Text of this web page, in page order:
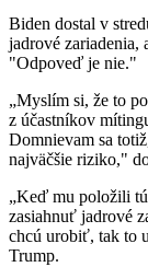
Biden dostal v
jadrové zariadenia,
"Odpoveď je nie."
„Myslím si, že to
z účastníkov
Domnievam sa
najväčšie riziko,"
„Keď mu položili
zasiahnuť jadrové
chcú urobiť, tak to
Trump.